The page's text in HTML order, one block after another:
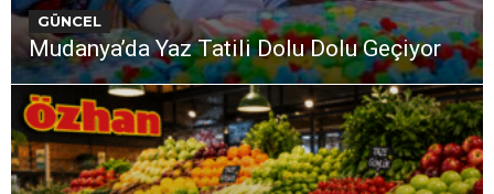
GÜNCEL
Mudanya’da Yaz Tatili Dolu Dolu Geçiyor